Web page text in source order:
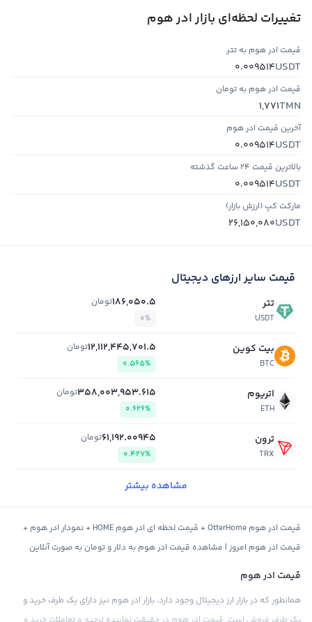
تغییرات لحظه‌ای بازار ادر هوم
قیمت ادر هوم به تتر
USDT
0.009514
قیمت ادر هوم به تومان
TMN
1,771
آخرین قیمت ادر هوم
USDT
0.009514
بالاترین قیمت ۲۴ ساعت گذشته
USDT
0.009514
مارکت کپ (ارزش بازار)
USDT
26,150,080
قیمت سایر ارزهای دیجیتال
تتر
USDT
186,050.5تومان
0%
بیت کوین
BTC
12,112,445,701.5تومان
0.565%
اتریوم
ETH
358,003,953.615تومان
0.626%
ترون
TRX
61,192.00945تومان
0.427%
مشاهده بیشتر
قیمت ادر هوم OtterHome + قیمت لحظه ای ادر هوم HOME + نمودار ادر هوم +
قیمت ادر هوم امروز | مشاهده قیمت ادر هوم به دلار و تومان به صورت آنلاین
قیمت ادر هوم
همانطور که در بازار ارز دیجیتال وجود دارد، بازار ادر هوم نیز دارای یک طرف خرید و